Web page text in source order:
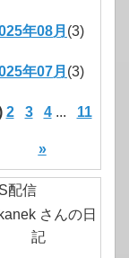
年08月 (3)
年07月 (3)
2 3 4... 11
»
配信
さんの日
記